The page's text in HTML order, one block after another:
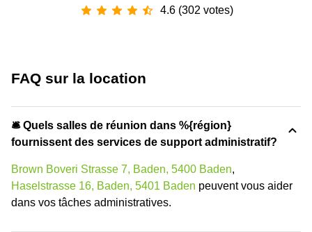
4.6 (302 votes)
FAQ sur la location
🛎 Quels salles de réunion dans %{région}
fournissent des services de support administratif?
Brown Boveri Strasse 7, Baden, 5400 Baden,
Haselstrasse 16, Baden, 5401 Baden peuvent vous aider
dans vos tâches administratives.